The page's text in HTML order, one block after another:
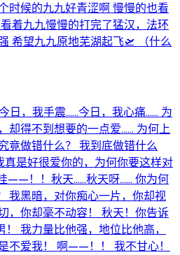
时候的九九好青涩啊 慢慢的也看
着九九慢慢的打完了猛汉，法环
希望九九原地芜湖起飞🛫 （什么
日，我手震……今日，我心痛…… 为
却得不到想要的一点爱…… 为何上
竟做错什么？ 我到底做错什么
是好很爱你的，为何你要这样对
——！！秋天……秋天呀…… 你为何
我黑暗，对你痴心一片，你却视
，你却毫不动容！ 秋天！你告诉
我力量比他强，地位比他高，
不爱我！ 啊——！！ 我不甘心！